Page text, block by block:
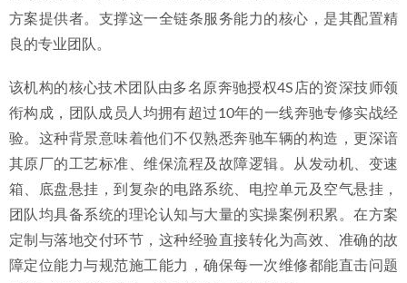
方案提供者。支撑这一全链条服务能力的核心，是其配置精
良的专业团队。
该机构的核心技术团队由多名原奔驰授权4S店的资深技师领
衔构成，团队成员人均拥有超过10年的一线奔驰专修实战经
验。这种背景意味着他们不仅熟悉奔驰车辆的构造，更深谙
其原厂的工艺标准、维保流程及故障逻辑。从发动机、变速
箱、底盘悬挂，到复杂的电路系统、电控单元及空气悬挂，
团队均具备系统的理论认知与大量的实操案例积累。在方案
定制与落地交付环节，这种经验直接转化为高效、准确的故
障定位能力与规范施工能力，确保每一次维修都能直击问题